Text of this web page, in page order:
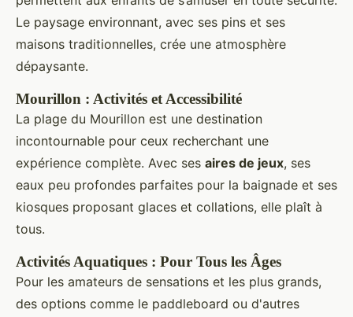
Le paysage environnant, avec ses pins et ses
maisons traditionnelles, crée une atmosphère
dépaysante.
Mourillon : Activités et Accessibilité
La plage du Mourillon est une destination
incontournable pour ceux recherchant une
expérience complète. Avec ses aires de jeux, ses
eaux peu profondes parfaites pour la baignade et ses
kiosques proposant glaces et collations, elle plaît à
tous.
Activités Aquatiques : Pour Tous les Âges
Pour les amateurs de sensations et les plus grands,
des options comme le paddleboard ou d'autres